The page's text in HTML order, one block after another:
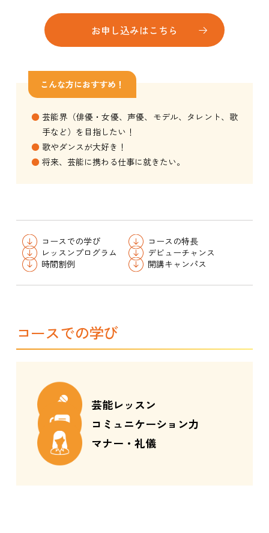
お申し込みはこちら
こんな方におすすめ！
芸能界（俳優・女優、声優、モデル、タレント、歌
手など）を目指したい！
歌やダンスが大好き！
将来、芸能に携わる仕事に就きたい。
コースでの学び
コースの特長
レッスンプログラム
デビューチャンス
時間割例
開講キャンパス
コースでの学び
芸能レッスン
コミュニケーション力
マナー・礼儀